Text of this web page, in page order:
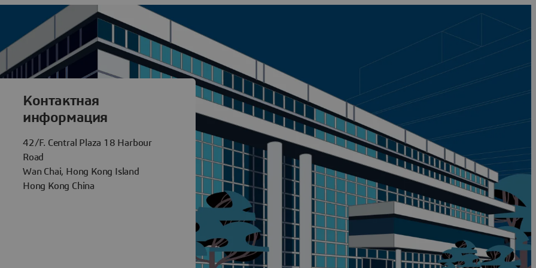
Hong Kong
Контактная
информация
42/F. Central Plaza 18 Harbour
Road
Wan Chai, Hong Kong Island
Hong Kong China